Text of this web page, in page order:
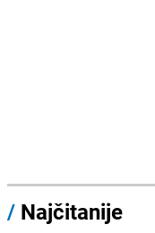
/ Najčitanije